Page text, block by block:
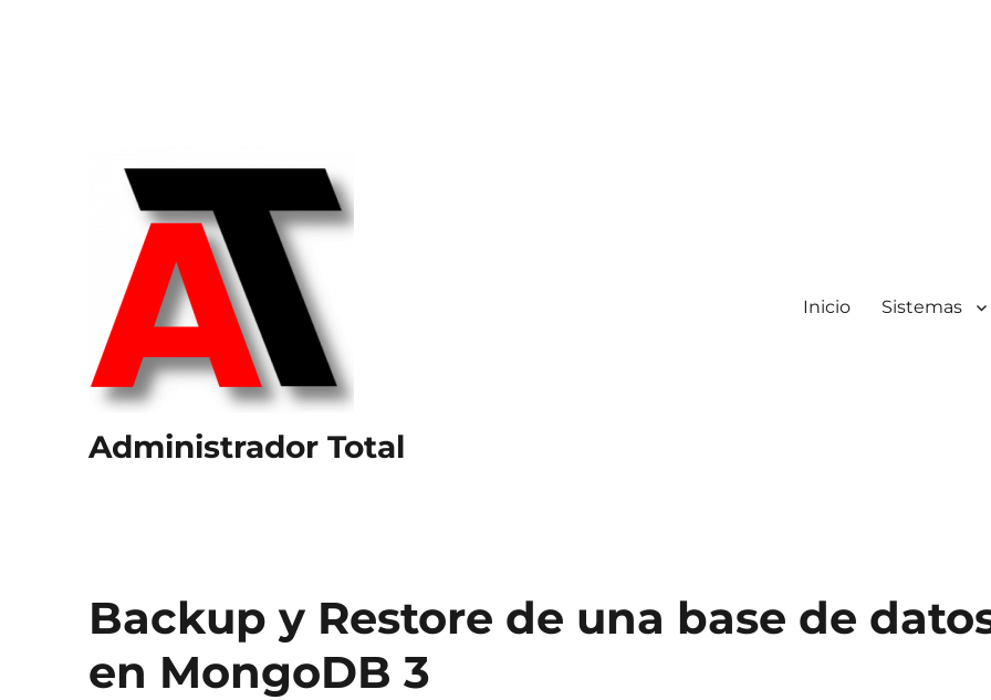
Administrador Total
Inicio Sistemas
Backup y Restore de una base de
en MongoDB 3